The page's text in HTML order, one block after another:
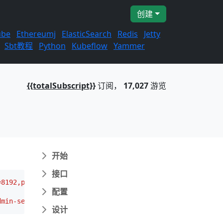
创建
Ethereumj ElasticSearch Redis
Jetty
Sbt教程
Python Kubeflow Yammer
{{totalSubscript}}订阅， 17,027游览
secret],SCRAM-SHA-
secret],SCRAM-SHA-512=[password=admin-secret]'
开始
接口
配置
设计